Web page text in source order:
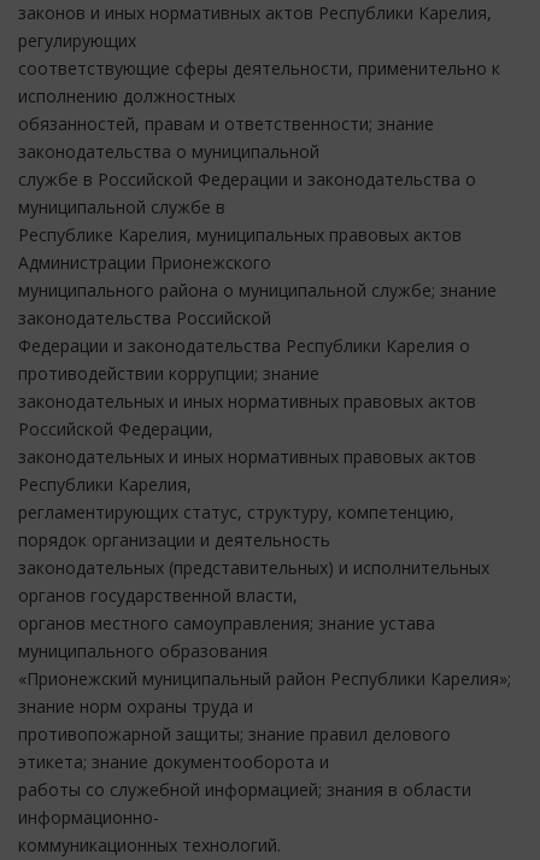
законов и иных нормативных актов Республики Карелия,
регулирующих
соответствующие сферы деятельности, применительно к
исполнению должностных
обязанностей, правам и ответственности; знание
законодательства о муниципальной
службе в Российской Федерации и законодательства о
муниципальной службе в
Республике Карелия, муниципальных правовых актов
Администрации Прионежского
муниципального района о муниципальной службе; знание
законодательства Российской
Федерации и законодательства Республики Карелия о
противодействии коррупции; знание
законодательных и иных нормативных правовых актов
Российской Федерации,
законодательных и иных нормативных правовых актов
Республики Карелия,
регламентирующих статус, структуру, компетенцию,
порядок организации и деятельность
законодательных (представительных) и исполнительных
органов государственной власти,
органов местного самоуправления; знание устава
муниципального образования
«Прионежский муниципальный район Республики Карелия»;
знание норм охраны труда и
противопожарной защиты; знание правил делового
этикета; знание документооборота и
работы со служебной информацией; знания в области
информационно-
коммуникационных технологий.